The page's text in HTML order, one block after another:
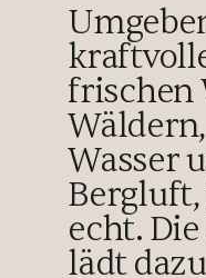
frischen
Wasser
echt.
lädt